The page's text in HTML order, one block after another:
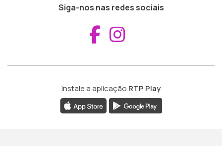
Siga-nos nas redes sociais
Aceder ao
Instale a aplicação RTP Play